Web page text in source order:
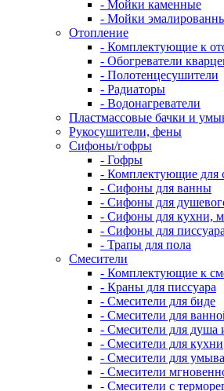
- Мойки каменные
- Мойки
Отопление
- Комплектующие к
- Обогреватели
- Полотенцесушители
- Радиаторы
- Водонагреватели
Пластмассовые бачки и
Рукосушители, фены
Сифоны/гофры
- Гофры
- Комплектующие для
- Сифоны для ванны
- Сифоны для
- Сифоны для кухни,
- Сифоны для писсуара
- Трапы для пола
Смесители
- Комплектующие к
- Краны для писсуара
- Смесители для биде
- Смесители для
- Смесители для душа
- Смесители для кухни
- Смесители для
- Смесители
- Смесители с